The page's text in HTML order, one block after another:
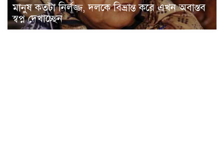
মানুষ কতটা নির্লজ্জ, দলকে বিভ্রান্ত করে এখন অবাস্তব
স্বপ্ন দেখাচ্ছেন